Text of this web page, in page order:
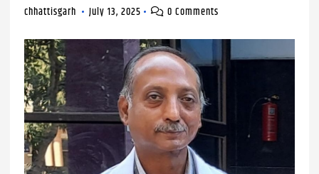
chhattisgarh July 13, 2025 0 Comments